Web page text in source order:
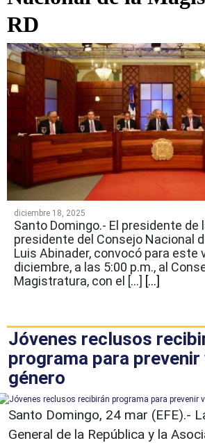
RD
diciembre 18, 2025
Santo Domingo.- El presidente de
presidente del Consejo Nacional
Luis Abinader, convocó para este
diciembre, a las 5:00 p.m., al
Magistratura, con el […] [...]
Jóvenes reclusos
programa para prevenir
género
Santo Domingo, 24 mar (EFE).-
General de la República y la